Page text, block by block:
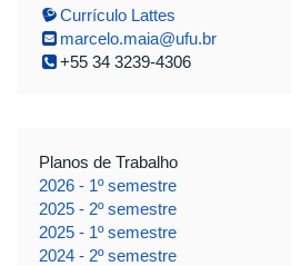
Currículo Lattes
marcelo.maia@ufu.br
+55 34 3239-4306
Planos de Trabalho
2026 - 1º semestre
2025 - 2º semestre
2025 - 1º semestre
2024 - 2º semestre